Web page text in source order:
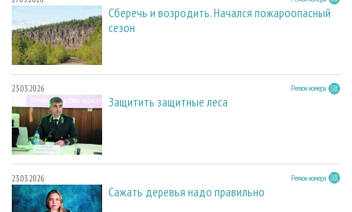
Сберечь и возродить. Начался пожароопасный
сезон
23.03.2026 Регион номера
Защитить защитные леса
23.03.2026 Регион номера
Сажать деревья надо правильно